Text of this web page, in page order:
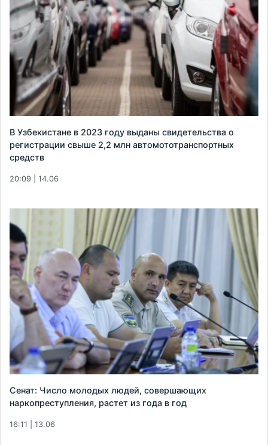
В Узбекистане в 2023 году выданы свидетельства о
регистрации свыше 2,2 млн автомототранспортных
средств
20:09 | 14.06
Сенат: Число молодых людей, совершающих
наркопреступления, растет из года в год
16:11 | 13.06